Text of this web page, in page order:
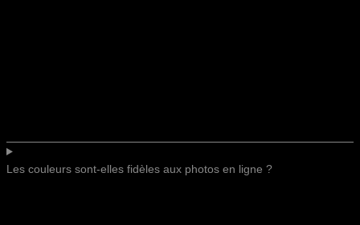
Les couleurs sont-elles fidèles aux photos en ligne ?